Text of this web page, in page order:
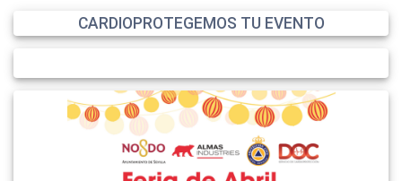
CARDIOPROTEGEMOS TU EVENTO